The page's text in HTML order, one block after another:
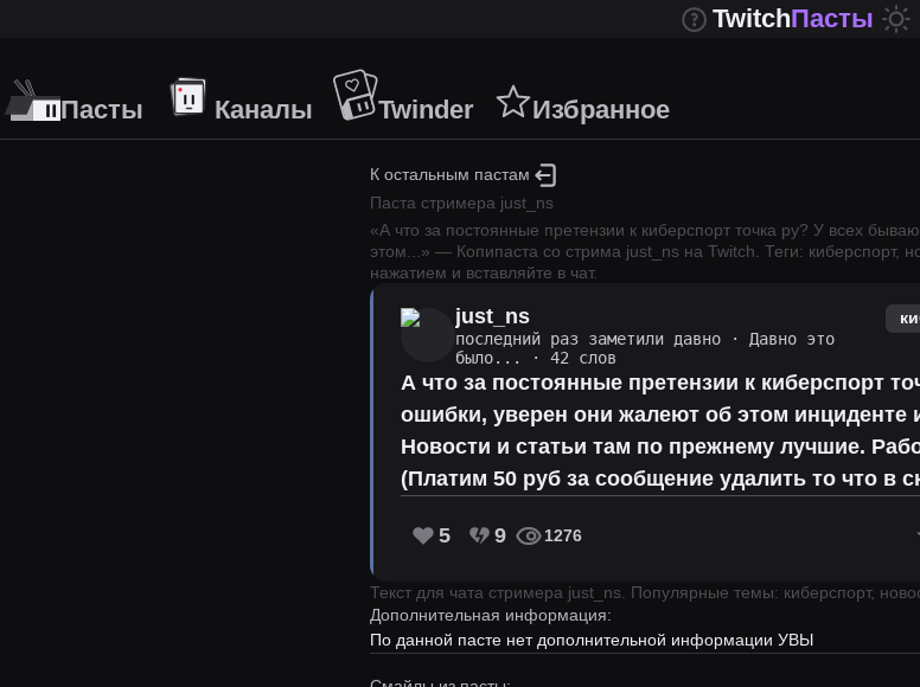
TwitchПасты
Пасты Каналы Twinder Избранное
К остальным пастам
Паста стримера just_ns
«А что за постоянные претензии к киберспорт точка ру? У всех
этом
» — Копипаста со стрима just_ns на Twitch. Теги: киберспорт,
нажатием и вставляйте в чат.
just_ns
последний раз заметили давно ·
Давно это
было...
· 42 слов
А что за постоянные претензии к киберспорт
ошибки, уверен они жалеют об этом инциденте
Новости и статьи там по прежнему лучшие.
(Платим 50 руб за сообщение удалить то что в
5 9 1276
Текст для чата стримера just_ns Популярные темы: киберспорт,
Дополнительная информация:
По данной пасте нет дополнительной информации УВЫ